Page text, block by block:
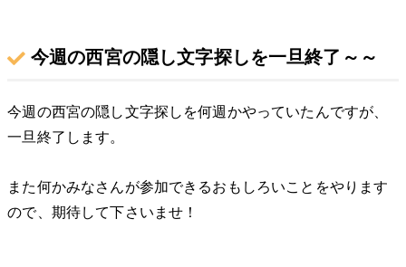
今週の西宮の隠し文字探しを一旦終了～～
今週の西宮の隠し文字探しを何週かやっていたんですが、
一旦終了します。
また何かみなさんが参加できるおもしろいことをやります
ので、期待して下さいませ！